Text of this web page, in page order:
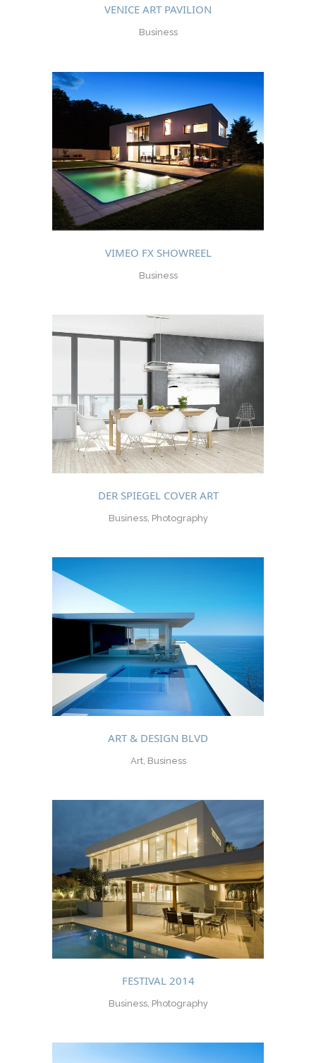
VENICE ART PAVILION
Business
VIMEO FX SHOWREEL
Business
DER SPIEGEL COVER ART
Business, Photography
ART & DESIGN BLVD
Art, Business
FESTIVAL 2014
Business, Photography